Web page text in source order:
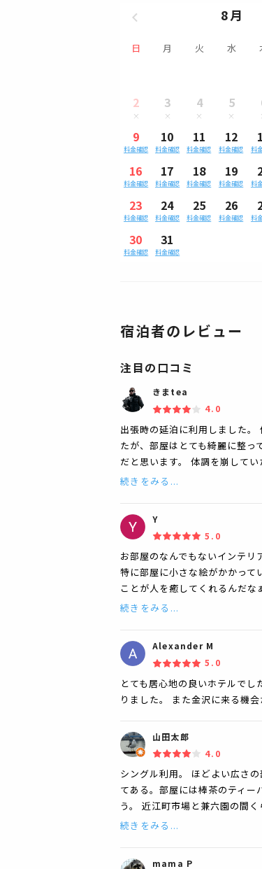
8月
日 月 火 水
2 3 4 5
9
料金確認
10
料金確認
11
料金確認
12
料金確認 料
16
料金確認
17
料金確認
18
料金確認
19
料金確認 料
23
料金確認
24
料金確認
25
料金確認
26
料金確認 料
30
料金確認
31
料金確認
宿泊者のレビュー
注目の口コミ
きまtea
4.0
出張時の延泊に利用しました
たが、部屋はとても綺麗に整っ
だと思います。 体調を崩して
続きをみる...
Y
5.0
お部屋のなんでもないインテリ
特に部屋に小さな絵がかかって
ことが人を癒してくれるんだ
続きをみる...
Alexander M
5.0
とても居心地の良いホテルで
りました。 また金沢に来る機
山田太郎
4.0
シングル利用。 ほどよい広さ
てある。部屋には棒茶のティ
う。 近江町市場と兼六園の間
続きをみる...
mama P